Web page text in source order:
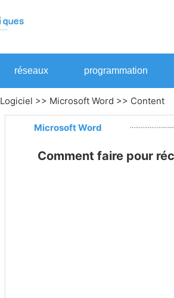
réseaux programmation
Logiciel >> Microsoft Word >> Content
Microsoft Word
Comment faire pour